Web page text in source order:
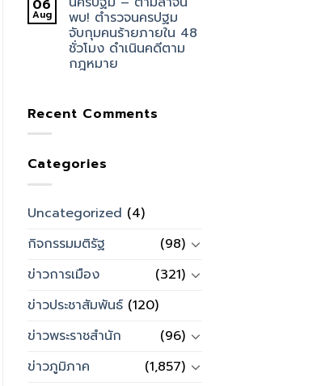
06
Aug พบ! ตำรวจนครปฐม
จับกุมคนร้ายภายใน 48
ชั่วโมง ดำเนินคดีตาม
กฎหมาย
Recent Comments
Categories
Uncategorized (4)
กิจกรรมมติรัฐ
(98)
ข่าวการเมือง
(321)
ข่าวประชาสัมพันธ์(120)
ข่าวพระราชสำนัก
(96)
ข่าวภูมิภาค
(1,857)